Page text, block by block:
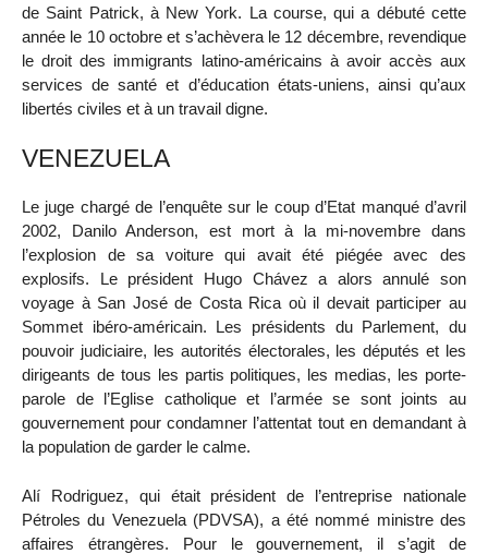
de Saint Patrick, à New York. La course, qui a débuté cette
année le 10 octobre et s’achèvera le 12 décembre, revendique
le droit des immigrants latino-américains à avoir accès aux
services de santé et d’éducation états-uniens, ainsi qu’aux
libertés civiles et à un travail digne.
VENEZUELA
Le juge chargé de l’enquête sur le coup d’Etat manqué d’avril
2002, Danilo Anderson, est mort à la mi-novembre dans
l’explosion de sa voiture qui avait été piégée avec des
explosifs. Le président Hugo Chávez a alors annulé son
voyage à San José de Costa Rica où il devait participer au
Sommet ibéro-américain. Les présidents du Parlement, du
pouvoir judiciaire, les autorités électorales, les députés et les
dirigeants de tous les partis politiques, les medias, les porte-
parole de l’Eglise catholique et l’armée se sont joints au
gouvernement pour condamner l’attentat tout en demandant à
la population de garder le calme.
Alí Rodriguez, qui était président de l’entreprise nationale
Pétroles du Venezuela (PDVSA), a été nommé ministre des
affaires étrangères. Pour le gouvernement, il s’agit de